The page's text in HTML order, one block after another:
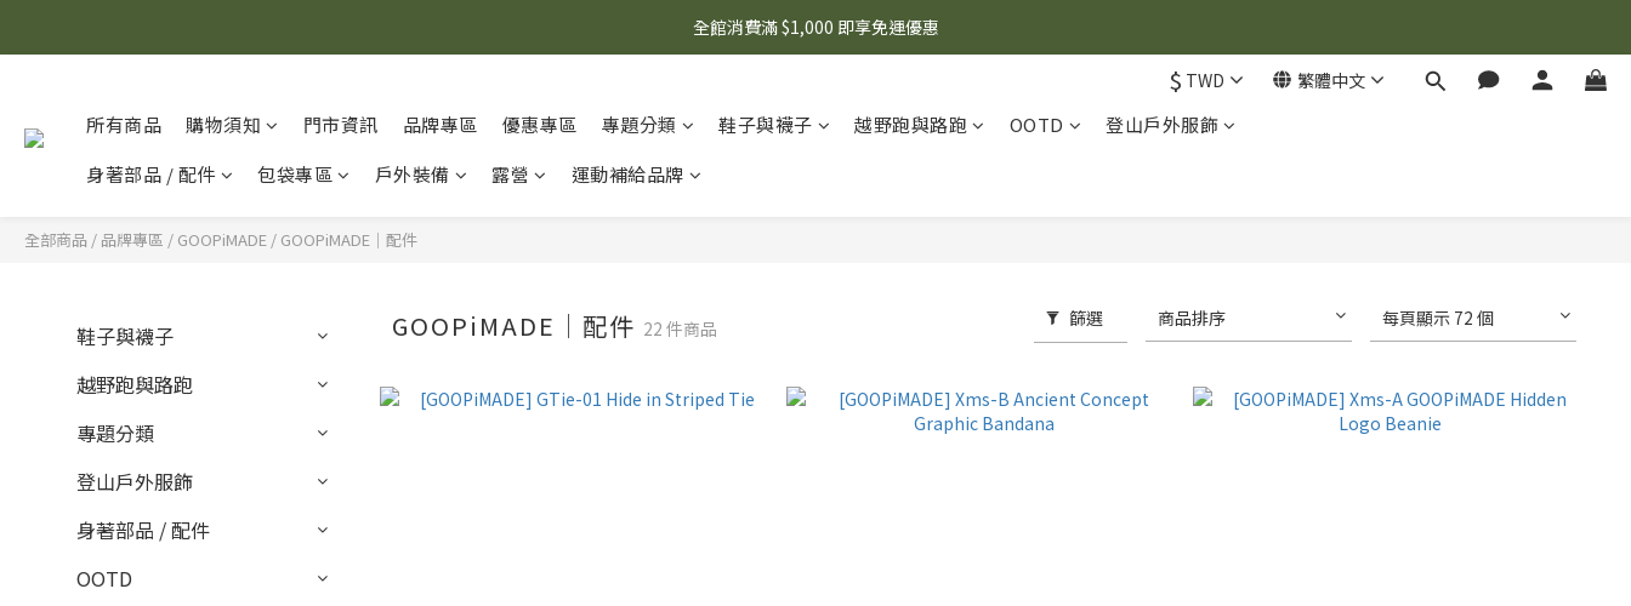
🌟 想知道現在有什麼優惠嗎？ 點擊查看最新優惠！
全館消費滿 $1,000 即享免運優惠
$ TWD 繁體中文
所有商品 購物須知 門市資訊 品牌專區 優惠專區 專題分類 鞋子與襪子 越野跑與路跑 OOTD
登山戶外服飾
身著部品 / 配件
包袋專區 戶外裝備 露營 運動補給品牌
全部商品 / 品牌專區 / GOOPiMADE / GOOPiMADE｜配件
鞋子與襪子
越野跑與路跑
專題分類
登山戶外服飾
身著部品 / 配件
OOTD
GOOPiMADE｜配件 22 件商品 篩選 商品排序 每頁顯示 72 個